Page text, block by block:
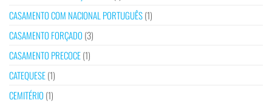
CASAMENTO COM NACIONAL PORTUGUÊS(1)
CASAMENTO FORÇADO (3)
CASAMENTO PRECOCE(1)
CATEQUESE(1)
CEMITÉRIO (1)